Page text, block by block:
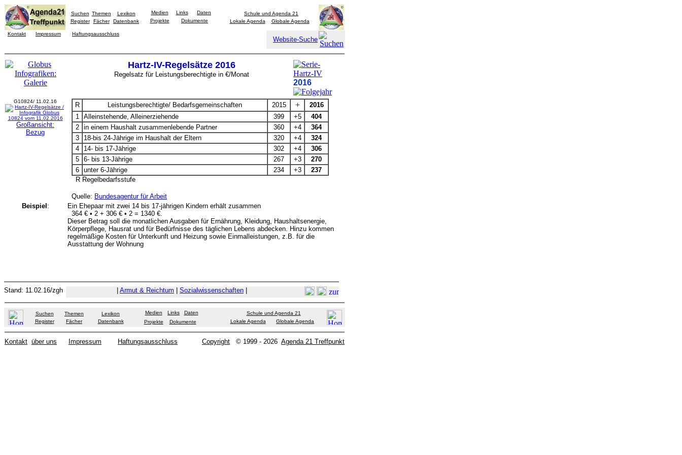
Suchen Themen
Lexikon
Register
Fächer Datenbank
Medien Links
Daten
Projekte
Dokumente
Schule und Agenda 21
Lokale Agenda
Globale Agenda
Kontakt Impressum Haftungsausschluss
Website-Suche
Hartz-IV-Regelsätze 2016
Regelsatz für Leistungsberechtigte in €/Monat
2016
G10824/ 11.02.16
Großansicht:
Bezug
R Leistungsberechtigte/ Bedarfsgemeinschaften 2015 +
2016
1
Alleinstehende, Alleinerziehende 399 +5
404
2
in einem Haushalt zusammenlebende Partner 360 +4
364
3
18-bis 24-Jährige im Haushalt der Eltern 320 +4
324
4
14- bis 17-Jährige 302 +4
306
5
6- bis 13-Jährige 267 +3
270
6
unter 6-Jährige 234 +3
237
R Regelbedarfsstufe
Quelle: Bundesagentur für Arbeit
Beispiel :
Ein Ehepaar mit zwei 14 bis 17-jährigen Kindern erhält zusammen
364 € • 2 + 306 € • 2 = 1340 €.
Dieser Betrag soll die monatlichen Ausgaben für Ernährung, Kleidung, Haushaltsenergie,
Körperpflege, Hausrat und für Bedürfnisse des täglichen Lebens abdecken. Hinzu kommen
regelmäßige Kosten für Unterkunft und Heizung sowie Einmalleistungen, z.B. für die
Ausstattung der Wohnung
Stand: 11.02.16/zgh Armut & Reichtum Sozialwissenschaften
Suchen Themen
Lexikon
Register
Fächer Datenbank
Medien Links
Daten
Projekte
Dokumente
Schule und Agenda 21
Lokale Agenda
Globale Agenda
Kontakt über uns Impressum Haftungsausschluss Copyright © 1999 - 2026 Agenda 21 Treffpunkt